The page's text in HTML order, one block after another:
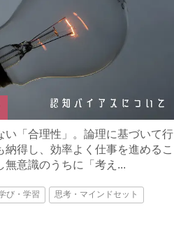
い「合理性」。論理に基づいて行
納得し、効率よく仕事を進めるこ
無意識のうちに「考え...
び・学習 思考・マインドセット